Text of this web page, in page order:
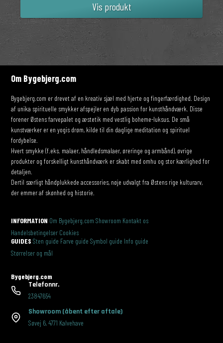
Vis produkt
Om Bygebjerg.com
Bygebjerg.com er drevet af en kreativ sjæl med hjerte og fingerfærdighed. Design
af unika spirituelle smykker afspejler en dyb passion for kunsthåndværk. Disse
forener Østens farvepalet og æstetik med vestlig boheme-luksus. De små
kunstværker er en yogis drøm, kilde til din daglige meditation og spirituel
fordybelse.
Hvert smykke (f.eks. malaer, håndledsmalaer, øreringe og armbånd), øvrige
produkter og forskelligt kunsthåndværk er skabt med omhu og stor kærlighed for
detaljen.
Dertil særligt håndplukkede accessories, nøje udvalgt fra Østens rige kulturarv,
der emmer af skønhed og historie.
INFORMATION Om Bygebjerg.com Showroom Kontakt os
Handelsbetingelser Cookies
GUIDES Sten guide Farve guide Symbol guide Info guide
Størrelser og mål
Bygebjerg.com
Telefonnr.
23847654
Showroom (åbent efter aftale)
Søvej 6,4771 Kalvehave